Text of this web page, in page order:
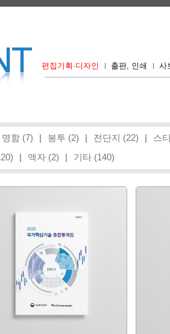
편집기획·디자인 출판, 인쇄 사
명함 (7) | 봉투 (2) | 전단지 (22) |
스
| 액자 (2) | 기타 (140)